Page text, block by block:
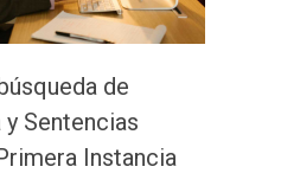
de
Sentencias
Instancia